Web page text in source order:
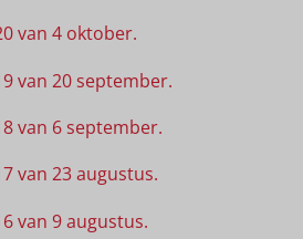
van 4 oktober.
van 20 september.
van 6 september.
van 23 augustus.
van 9 augustus.